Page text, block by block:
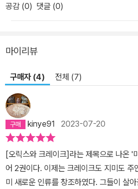
반체제 운동가들을 돕는다. 그러던 중 신의 정원사들이 ‘물 없는 홍
수’라 부르던 대재앙이 들이닥치고, 인류
비롯한 생존 동료들을 찾아 길을 나선다.
놓지 않기 위해 노력한다. 그런 그들 앞에
인공 지미와, 크레이크가 만들어 낸 종족
의 출현은 살아남은 이들에게 희망을 의미
미친 아담 3부작 소개 1권 『오릭스와 크레이크』(Oryx and Crake)
유전자 조작으로 모든 것이 가능해진 시대,
의 완성을 눈앞에 두고 있다. 하지만 알약
못한 부작용을 일으키고, 이미 전 세계에
공감 (0) 댓글 (0)
마이리뷰
구매자 (4) 전체 (7)
kinye91 2023-07-20
[오릭스와 크레이크]라는 제목으로 나온 '
어 2권이다. 이제는 크레이크도 지미도 주
미 새로운 인류를 창조하였다. 그들이 살